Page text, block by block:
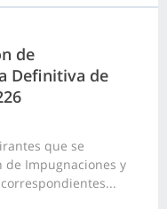
de
Definitiva de
que se
de Impugnaciones y